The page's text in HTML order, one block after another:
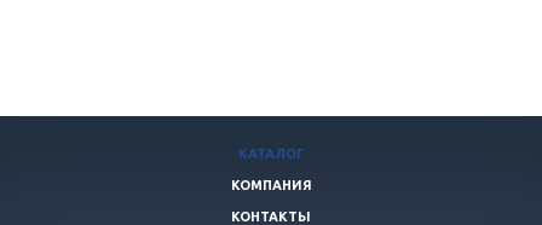
КАТАЛОГ
КОМПАНИЯ
КОНТАКТЫ